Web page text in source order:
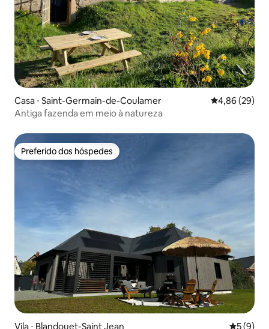
Casa ⋅ Saint-Germain-de-Coulamer 4,86 de uma
4,86 (29)
Antiga fazenda em meio à natureza
Preferido dos hóspedes
Preferido dos hóspedes
Vila ⋅ Blandouet-Saint Jean 5 de
5 (9)